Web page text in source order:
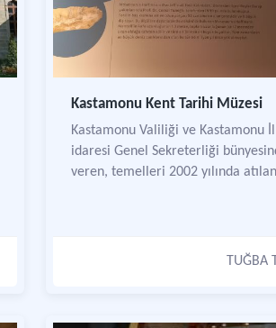
Kastamonu Kent Tarihi Müzesi
Kastamonu Valiliği ve Kastamonu İl
idaresi Genel Sekreterliği
veren, temelleri 2002 yılında
TUĞBA